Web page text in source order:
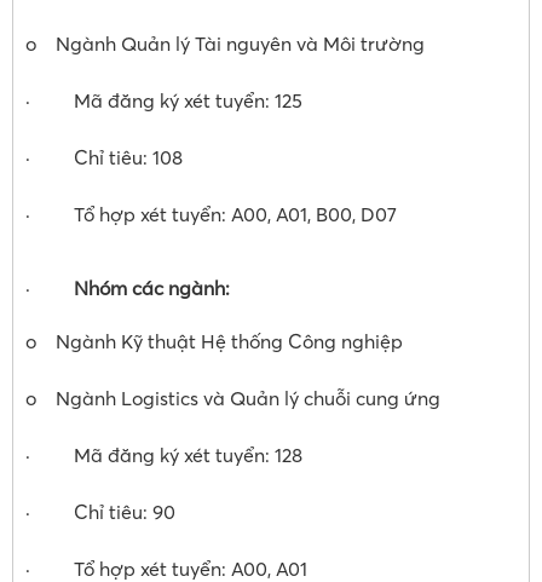
o Ngành Quản lý Tài nguyên và Môi trường
· Mã đăng ký xét tuyển: 125
· Chỉ tiêu: 108
· Tổ hợp xét tuyển: A00, A01, B00, D07
· Nhóm các ngành:
o Ngành Kỹ thuật Hệ thống Công nghiệp
o Ngành Logistics và Quản lý chuỗi cung ứng
· Mã đăng ký xét tuyển: 128
· Chỉ tiêu: 90
· Tổ hợp xét tuyển: A00, A01